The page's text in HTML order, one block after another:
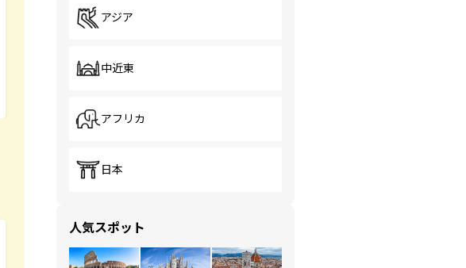
アジア
中近東
アフリカ
日本
人気スポット